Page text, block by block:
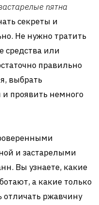
пятна
секреты и
Не нужно тратить
средства или
правильно
выбрать
проявить немного
и застарелыми
Вы узнаете, какие
а какие только
отличать ржавчину